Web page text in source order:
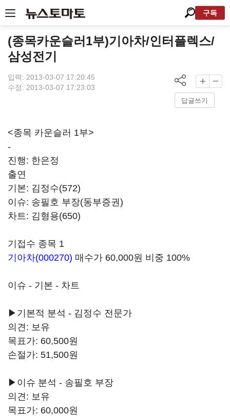
구독
(종목카운슬러1부)기아차/인터플렉스/
삼성전기
입력: 2013-03-07 17:20:45
수정: 2013-03-07 17:23:03
답글쓰기
<종목 카운슬러 1부>
-
진행: 한은정
출연
기본: 김정수(572)
이슈: 송필호 부장(동부증권)
차트: 김형용(650)
기접수 종목 1
기아차(000270) 매수가 60,000원 비중 100%
이슈 - 기본 - 차트
▶기본적 분석 - 김정수 전문가
의견: 보유
목표가: 60,500원
손절가: 51,500원
▶이슈 분석 - 송필호 부장
의견: 보유
목표가: 60,000원